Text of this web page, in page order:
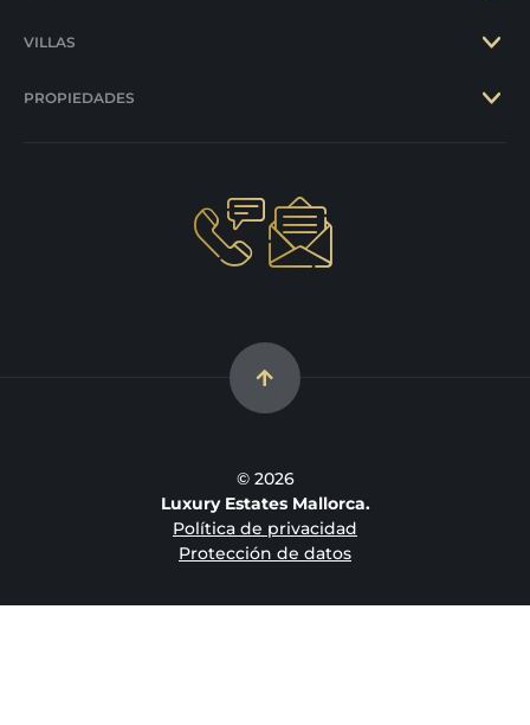
VILLAS
PROPIEDADES
© 2026
Luxury Estates Mallorca.
Política de privacidad
Protección de datos